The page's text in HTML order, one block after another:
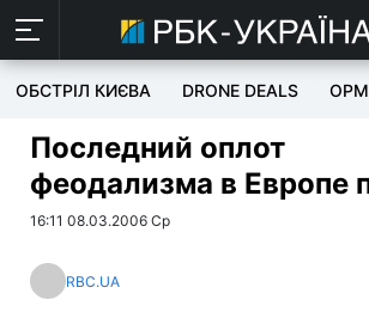
ОБСТРІЛ КИЄВА DRONE DEALS
Последний оплот
феодализма в Европе
16:11 08.03.2006 Ср
RBC.UA